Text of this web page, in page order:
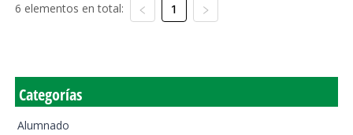
6 elementos en total: 1
Categorías
Alumnado